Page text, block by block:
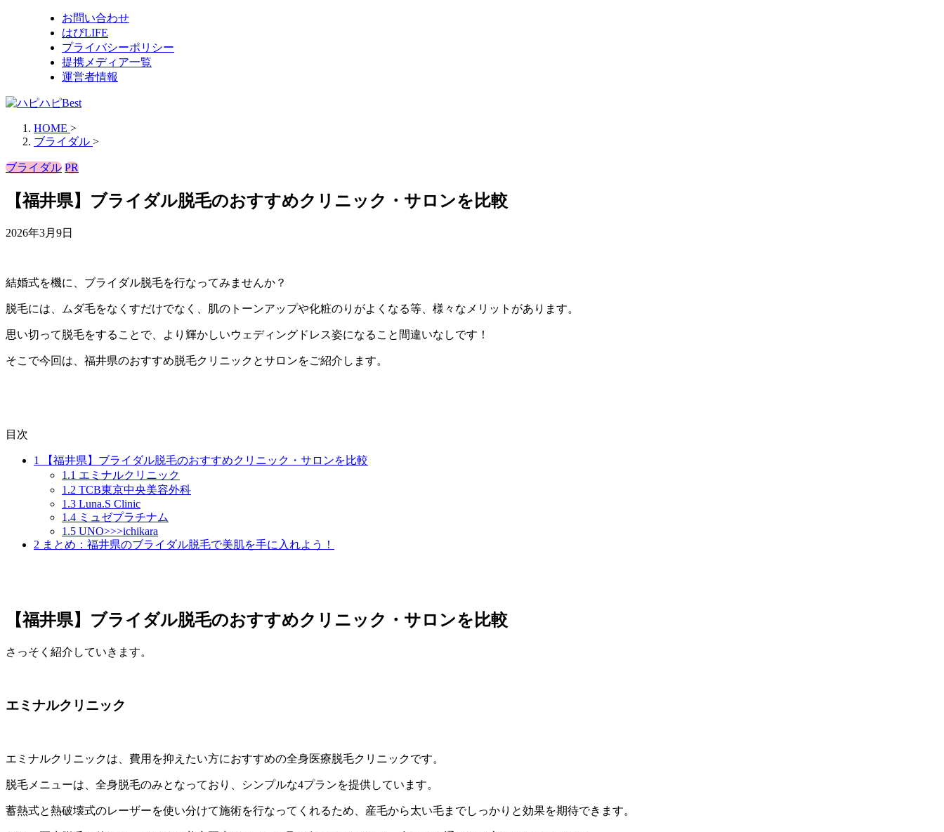
お問い合わせ
はぴLIFE
プライバシーポリシー
提携メディア一覧
運営者情報
HOME >
ブライダル >
ブライダル PR
【福井県】ブライダル脱毛のおすすめクリニック・サロンを比較
2026年3月9日
結婚式を機に、ブライダル脱毛を行なってみませんか？
脱毛には、ムダ毛をなくすだけでなく、肌のトーンアップや化粧のりがよくなる等、様々なメリットがあります。
思い切って脱毛をすることで、より輝かしいウェディングドレス姿になること間違いなしです！
そこで今回は、福井県のおすすめ脱毛クリニックとサロンをご紹介します。
目次
1
【福井県】ブライダル脱毛のおすすめクリニック・サロンを比較
1.1 エミナルクリニック
1.2 TCB東京中央美容外科
1.3 Luna.S Clinic
1.4 ミュゼプラチナム
1.5 UNO>>>ichikara
2 まとめ：福井県のブライダル脱毛で美肌を手に入れよう！
【福井県】ブライダル脱毛のおすすめクリニック・サロンを比較
さっそく紹介していきます。
エミナルクリニック
エミナルクリニックは、費用を抑えたい方におすすめの全身医療脱毛クリニックです。
脱毛メニューは、全身脱毛のみとなっており、シンプルな4プランを提供しています。
蓄熱式と熱破壊式のレーザーを使い分けて施術を行なってくれるため、産毛から太い毛までしっかりと効果を期待できます。